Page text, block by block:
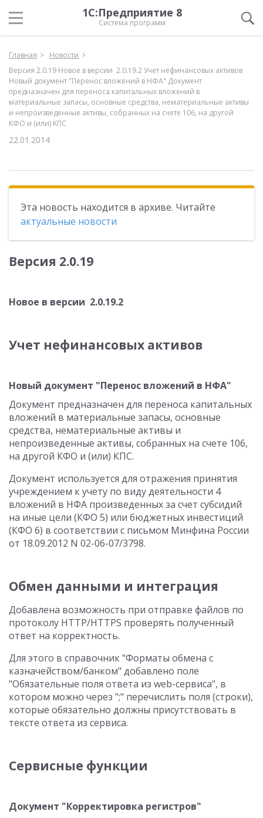
1С:Предприятие 8
Система программ
Главная
Новости
Версия 2.0.19 Новое в версии 2.0.19.2 Учет нефинансовых активов
Новый документ "Перенос вложений в НФА" Документ
предназначен для переноса капитальных вложений в
материальные запасы, основные средства, нематериальные активы
и непроизведенные активы, собранных на счете 106, на другой
КФО и (или) КПС
22.01.2014
Эта новость находится в архиве. Читайте
актуальные новости
Версия 2.0.19
Новое в версии 2.0.19.2
Учет нефинансовых активов
Новый документ "Перенос вложений в НФА"
Документ предназначен для переноса капитальных
вложений в материальные запасы, основные
средства, нематериальные активы и
непроизведенные активы, собранных на счете 106,
на другой КФО и (или) КПС.
Документ используется для отражения принятия
учреждением к учету по виду деятельности 4
вложений в НФА произведенных за счет субсидий
на иные цели (КФО 5) или бюджетных инвестиций
(КФО 6) в соответствии с письмом Минфина России
от 18.09.2012 N 02-06-07/3798.
Обмен данными и интеграция
Добавлена возможность при отправке файлов по
протоколу HTTP/HTTPS проверять полученный
ответ на корректность.
Для этого в справочник "Форматы обмена с
казначейством/банком" добавлено поле
"Обязательные поля ответа из web-сервиса", в
котором можно через ";" перечислить поля (строки),
которые обязательно должны присутствовать в
тексте ответа из сервиса.
Сервисные функции
Документ "Корректировка регистров"